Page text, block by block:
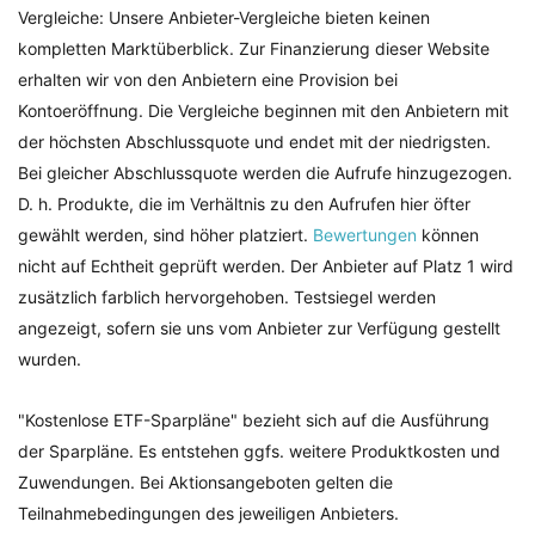
Vergleiche: Unsere Anbieter-Vergleiche bieten keinen
kompletten Marktüberblick. Zur Finanzierung dieser Website
erhalten wir von den Anbietern eine Provision bei
Kontoeröffnung. Die Vergleiche beginnen mit den Anbietern mit
der höchsten Abschlussquote und endet mit der niedrigsten.
Bei gleicher Abschlussquote werden die Aufrufe hinzugezogen.
D. h. Produkte, die im Verhältnis zu den Aufrufen hier öfter
gewählt werden, sind höher platziert. Bewertungen können
nicht auf Echtheit geprüft werden. Der Anbieter auf Platz 1 wird
zusätzlich farblich hervorgehoben. Testsiegel werden
angezeigt, sofern sie uns vom Anbieter zur Verfügung gestellt
wurden.
"Kostenlose ETF-Sparpläne" bezieht sich auf die Ausführung
der Sparpläne. Es entstehen ggfs. weitere Produktkosten und
Zuwendungen. Bei Aktionsangeboten gelten die
Teilnahmebedingungen des jeweiligen Anbieters.